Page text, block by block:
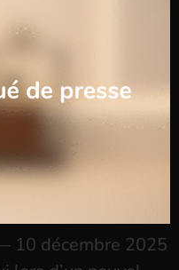
10 décembre 2025